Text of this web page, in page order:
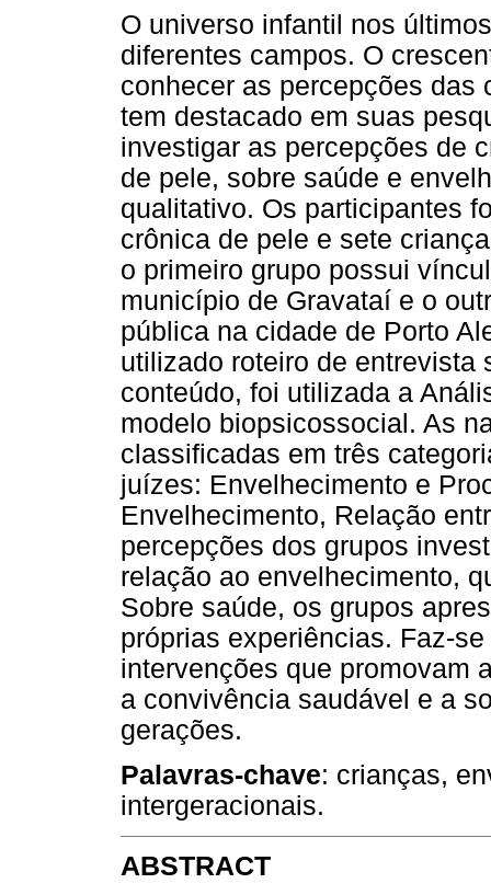
O universo infantil nos
diferentes campos. O
conhecer as percepções das
tem destacado em suas
investigar as percepções de
de pele, sobre saúde e
qualitativo. Os participantes
crônica de pele e sete
o primeiro grupo possui
município de Gravataí e o
pública na cidade de Porto
utilizado roteiro de entrevista
conteúdo, foi utilizada a
modelo biopsicossocial. As
classificadas em três
juízes: Envelhecimento e
Envelhecimento, Relação
percepções dos grupos
relação ao envelhecimento,
Sobre saúde, os grupos
próprias experiências. Faz-
intervenções que promovam
a convivência saudável e a
gerações.
Palavras-chave: crianças,
intergeracionais.
ABSTRACT